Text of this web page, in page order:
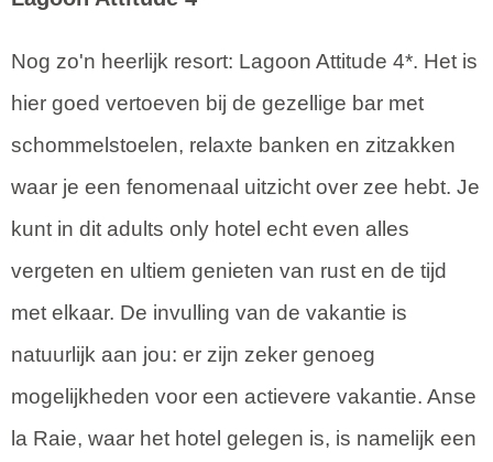
Nog zo'n heerlijk resort: Lagoon Attitude 4*. Het is
hier goed vertoeven bij de gezellige bar met
schommelstoelen, relaxte banken en zitzakken
waar je een fenomenaal uitzicht over zee hebt. Je
kunt in dit adults only hotel echt even alles
vergeten en ultiem genieten van rust en de tijd
met elkaar. De invulling van de vakantie is
natuurlijk aan jou: er zijn zeker genoeg
mogelijkheden voor een actievere vakantie. Anse
la Raie, waar het hotel gelegen is, is namelijk een